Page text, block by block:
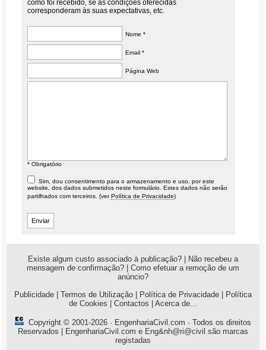
como foi recebido, se as condições oferecidas
corresponderam às suas expectativas, etc.
Nome *
Email *
Página Web
* Obrigatório
Sim, dou consentimento para o armazenamento e uso, por este
website, dos dados submetidos neste formulário. Estes dados não serão
partilhados com terceiros. (verPolítica de Privacidade)
Existe algum custo associado à publicação?
Não recebeu a
mensagem de confirmação?
Como efetuar a remoção de um
anúncio?
Publicidade
Termos de Utilização Política de Privacidade
Política
de Cookies
Contactos Acerca de...
Copyright © 2001-2026 · EngenhariaCivil.com · Todos os direitos
Reservados | EngenhariaCivil.com e Eng&nh@ri@civil são marcas
registadas